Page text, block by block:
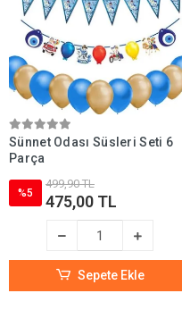
Sünnet Odası Süsleri Seti 6
Parça
%5
499,90 TL
475,00 TL
Sepete Ekle